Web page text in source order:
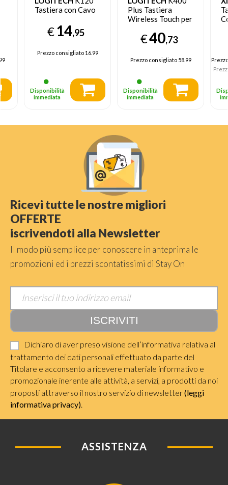
Tastiera con Cavo
€14,95
Prezzo consigliato16.99
Disponibilità
immediata
Plus Tastiera
Wireless Touch per
€40,73
Prezzo consigliato58.99
Disponibilità
immediata
Ricevi tutte le nostre migliori
OFFERTE
iscrivendoti alla Newsletter
Il modo più semplice per conoscere in anteprima le
promozioni ed i prezzi scontatissimi di Stay On
Dichiaro di aver preso visione dell’informativa relativa al
trattamento dei dati personali effettuato da parte del
Titolare e acconsento a ricevere materiale informativo e
promozionale inerente alle attività, a servizi, a prodotti da noi
proposti attraverso il nostro servizio di newsletter(leggi
informativa privacy)
ASSISTENZA